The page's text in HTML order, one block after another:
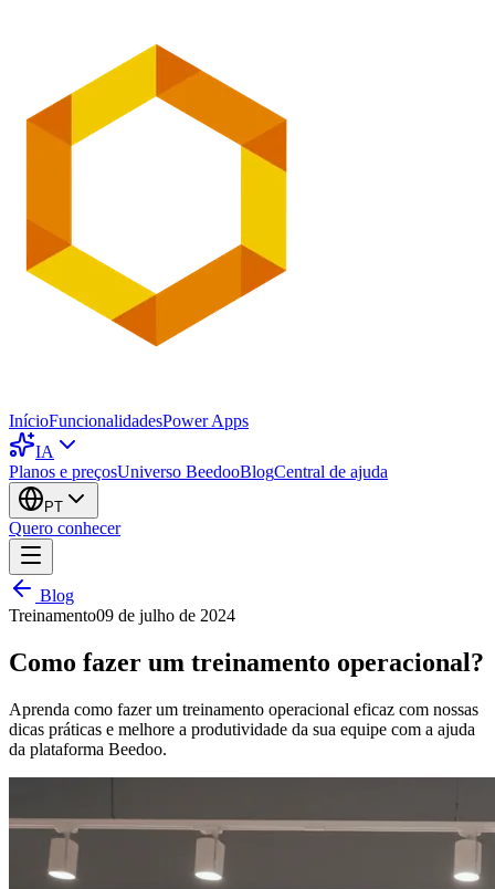
InícioFuncionalidadesPower Apps
IA
Planos e preçosUniverso BeedooBlogCentral de ajuda
PT
Quero conhecer
Blog
Treinamento09 de julho de 2024
Como fazer um treinamento operacional?
Aprenda como fazer um treinamento operacional eficaz com nossas
dicas práticas e melhore a produtividade da sua equipe com a ajuda
da plataforma Beedoo.